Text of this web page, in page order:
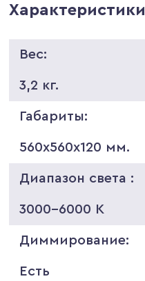
Характеристики
Вес:
3,2 кг.
Габариты:
560х560х120 мм.
Диапазон света :
3000-6000 K
Диммирование:
Есть